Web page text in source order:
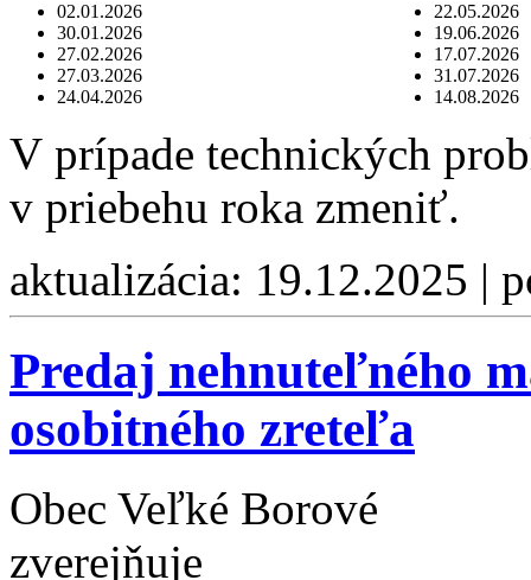
02.01.2026
30.01.2026
27.02.2026
27.03.2026
24.04.2026
22.05.2026
19.06.2026
17.07.2026
31.07.2026
14.08.2026
V prípade technických
v priebehu roka zmeniť.
aktualizácia: 19.12.2025 |
Predaj nehnuteľného
osobitného zreteľa
Obec Veľké Borové
zverejňuje